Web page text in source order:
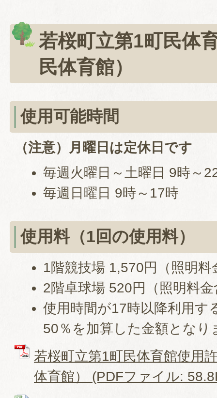
若桜町立第1町民体
民体育館）
使用可能時間
（注意）月曜日は定休日です
毎週火曜日～土曜日 9時～
毎週日曜日 9時～17時
使用料（1回の使用料）
1階競技場 1,570円（照明料
2階卓球場 520円（照明料
使用時間が17時以降利用す
50％を加算した金額となり
若桜町立第1町民体育館使用
体育館） (PDFファイル: